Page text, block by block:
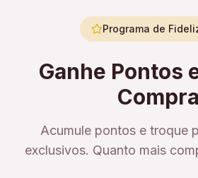
Programa de
Ganhe Pontos
Compra
Acumule pontos e troque
exclusivos. Quanto mais